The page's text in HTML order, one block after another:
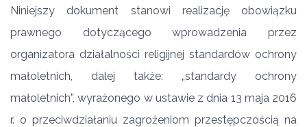
Niniejszy dokument stanowi realizację obowiązku
prawnego dotyczącego wprowadzenia przez
organizatora działalności religijnej standardów ochrony
małoletnich, dalej także: „standardy ochrony
małoletnich”, wyrażonego w ustawie z dnia 13 maja 2016
r. o przeciwdziałaniu zagrożeniom przestępczością na